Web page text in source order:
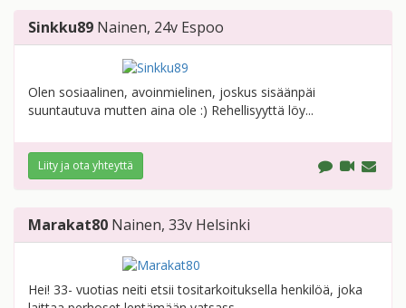
Sinkku89 Nainen, 24v Espoo
Olen sosiaalinen, avoinmielinen, joskus sisäänpäi
suuntautuva mutten aina ole :) Rehellisyyttä löy...
Liity ja ota yhteyttä
Marakat80 Nainen, 33v Helsinki
Hei! 33- vuotias neiti etsii tositarkoituksella henkilöä, joka